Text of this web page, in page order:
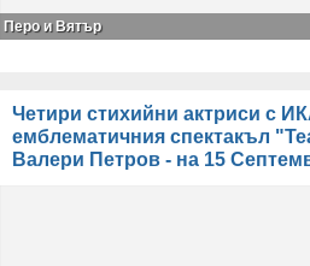
Перо и Вятър
Четири стихийни актриси с
емблематичния спектакъл
Валери Петров - на 15